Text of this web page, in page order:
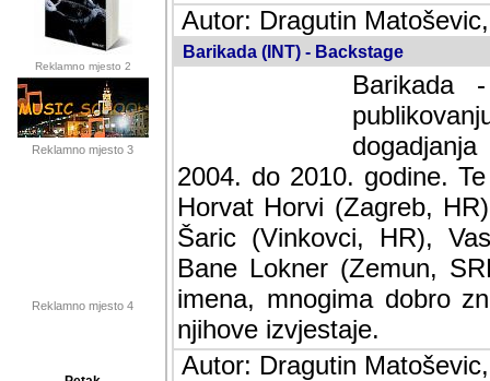
Reklamno mjesto 2
Reklamno mjesto 3
Reklamno mjesto 4
Autor: Dragutin
Barikada (INT) - Backstage
Barikada
2004. do 2010. godine.
Horvat Horvi (Zagreb,
Šaric (Vinkovci, HR),
Bane Lokner (Zemun,
imena, mnogima dobro
njihove izvjestaje.
Autor: Dragutin